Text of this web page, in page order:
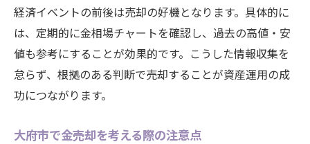
経済イベントの前後は売却の好機となります。具体的に
は、定期的に金相場チャートを確認し、過去の高値・安
値も参考にすることが効果的です。こうした情報収集を
怠らず、根拠のある判断で売却することが資産運用の成
功につながります。
大府市で金売却を考える際の注意点